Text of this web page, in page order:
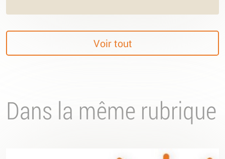
Voir tout
Dans la même rubrique